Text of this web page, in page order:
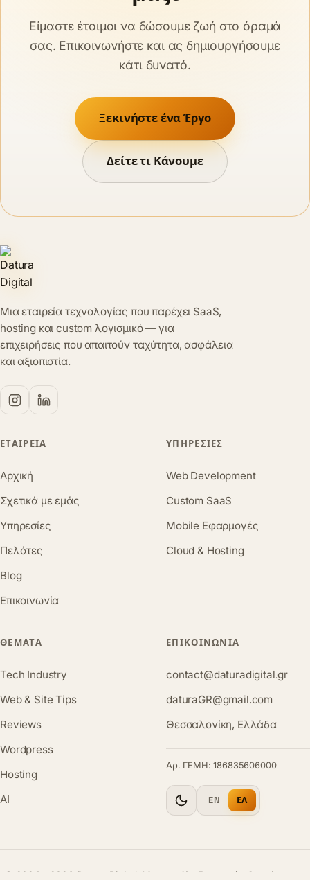
Είμαστε έτοιμοι να δώσουμε ζωή στο όραμά
σας. Επικοινωνήστε και ας δημιουργήσουμε
κάτι δυνατό.
Ξεκινήστε ένα Έργο
Δείτε τι Κάνουμε
Μια εταιρεία τεχνολογίας που παρέχει SaaS,
hosting και custom λογισμικό — για
επιχειρήσεις που απαιτούν ταχύτητα, ασφάλεια
και αξιοπιστία.
ΕΤΑΙΡΕΊΑ
Αρχική
Σχετικά με εμάς
Υπηρεσίες
Πελάτες
Blog
Επικοινωνία
ΥΠΗΡΕΣΊΕΣ
Web Development
Custom SaaS
Mobile Εφαρμογές
Cloud & Hosting
ΘΈΜΑΤΑ
Tech Industry
Web & Site Tips
Reviews
Wordpress
Hosting
AI
ΕΠΙΚΟΙΝΩΝΊΑ
contact@daturadigital.gr
daturaGR@gmail.com
Θεσσαλονίκη, Ελλάδα
Αρ. ΓΕΜΗ: 186835606000
EN ΕΛ
© 2024 - 2026 Datura Digital. Με επιφύλαξη παντός δικαιώματος.